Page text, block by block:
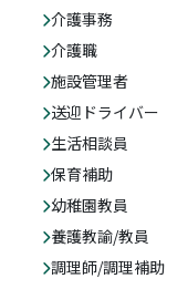
介護事務
介護職
施設管理者
送迎ドライバー
生活相談員
保育補助
幼稚園教員
養護教諭/教員
調理師/調理補助